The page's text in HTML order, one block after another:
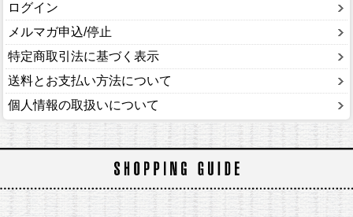
ログイン
メルマガ申込/停止
特定商取引法に基づく表示
送料とお支払い方法について
個人情報の取扱いについて